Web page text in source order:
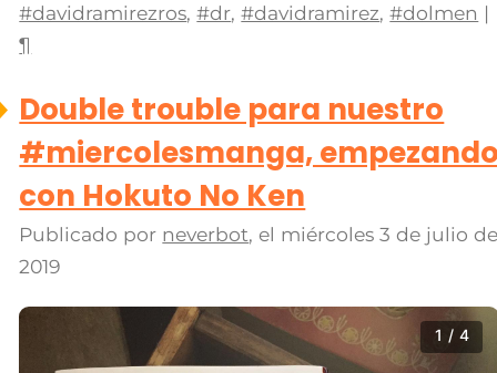
#davidramirezros,#dr,#davidramirez,#dolmen |
¶
Double trouble para nuestro
#miercolesmanga,
con Hokuto No Ken
Publicado por neverbot, el miércoles 3 de julio
2019
1 / 4